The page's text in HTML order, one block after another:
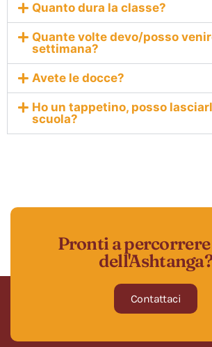
Quanto dura la classe?
Quante volte devo/posso
settimana?
Avete le docce?
Ho un tappetino, posso
scuola?
Pronti a percorrere
Contattaci